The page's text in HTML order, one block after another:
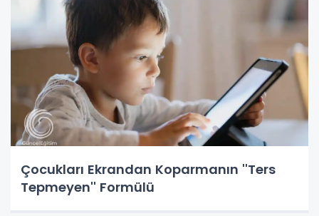
Çocukları Ekrandan Koparmanın ''Ters
Tepmeyen'' Formülü